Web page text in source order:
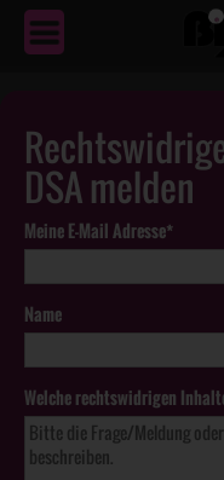
DSA melden
Meine E-Mail Adresse*
Name
Welche rechtswidrigen